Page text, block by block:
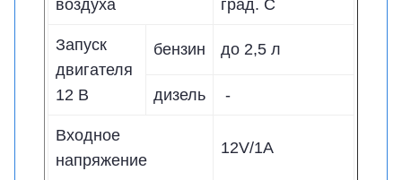
воздуха
град. С
Запуск
двигателя
12 В
бензин до 2,5 л
дизель -
Входное
напряжение
12V/1A